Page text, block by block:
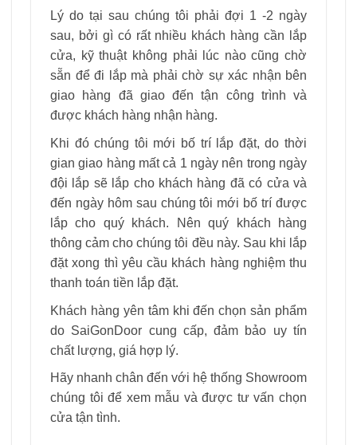
Lý do tại sau chúng tôi phải đợi 1 -2 ngày
sau, bởi gì có rất nhiều khách hàng cần lắp
cửa, kỹ thuật không phải lúc nào cũng chờ
sẵn để đi lắp mà phải chờ sự xác nhận bên
giao hàng đã giao đến tận công trình và
được khách hàng nhận hàng.
Khi đó chúng tôi mới bố trí lắp đặt, do thời
gian giao hàng mất cả 1 ngày nên trong ngày
đội lắp sẽ lắp cho khách hàng đã có cửa và
đến ngày hôm sau chúng tôi mới bố trí được
lắp cho quý khách. Nên quý khách hàng
thông cảm cho chúng tôi đều này. Sau khi lắp
đặt xong thì yêu cầu khách hàng nghiệm thu
thanh toán tiền lắp đặt.
Khách hàng yên tâm khi đến chọn sản phẩm
do SaiGonDoor cung cấp, đảm bảo uy tín
chất lượng, giá hợp lý.
Hãy nhanh chân đến với hệ thống Showroom
chúng tôi để xem mẫu và được tư vấn chọn
cửa tận tình.